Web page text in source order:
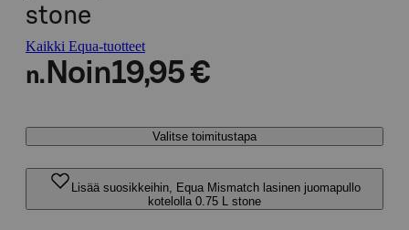
stone
Kaikki Equa-tuotteet
n. Noin19,95 €
Valitse toimitustapa
Lisää suosikkeihin, Equa Mismatch lasinen juomapullo
kotelolla 0.75 L stone